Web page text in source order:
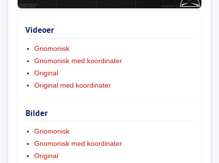
Videoer
Gnomonisk
Gnomonisk med koordinater
Original
Original med koordinater
Bilder
Gnomonisk
Gnomonisk med koordinater
Original